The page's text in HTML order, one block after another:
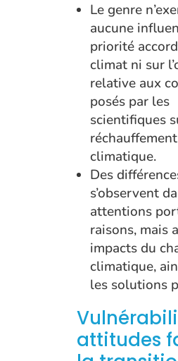
Le genre
aucune
priorité
climat ni sur
relative aux
posés par les
scientifiques
réchauffement
climatique.
Des
s’observent
attentions
raisons, mais
impacts du
climatique,
les solutions
attitudes